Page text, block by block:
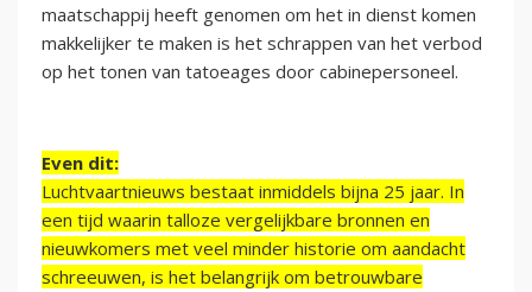
maatschappij heeft genomen om het in dienst komen
makkelijker te maken is het schrappen van het verbod
op het tonen van tatoeages door cabinepersoneel.
Even dit:
Luchtvaartnieuws bestaat inmiddels bijna 25 jaar. In
een tijd waarin talloze vergelijkbare bronnen en
nieuwkomers met veel minder historie om aandacht
schreeuwen, is het belangrijk om betrouwbare